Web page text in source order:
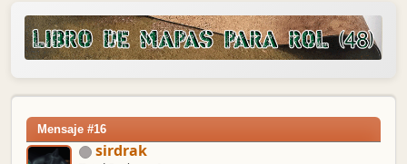
Mensaje #16
sirdrak